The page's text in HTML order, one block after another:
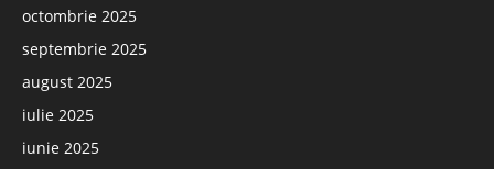
octombrie 2025
septembrie 2025
august 2025
iulie 2025
iunie 2025